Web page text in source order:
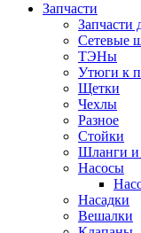
Запчасти
Запчасти
Сетевые
ТЭНы
Утюги к
Щетки
Чехлы
Разное
Стойки
Шланги
Насосы
Насадки
Вешалки